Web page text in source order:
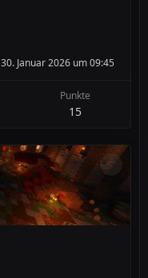
30. Januar 2026 um 09:45
Punkte
15